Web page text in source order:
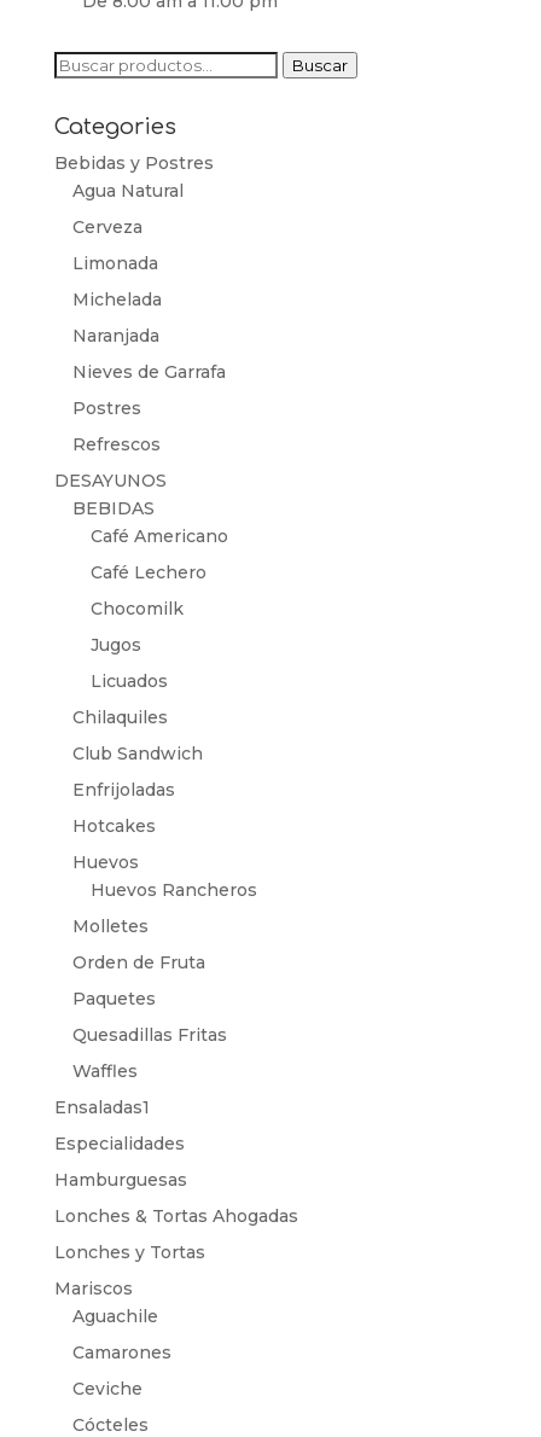
Buscar
Buscar
Categories
Bebidas y Postres
Agua Natural
Cerveza
Limonada
Michelada
Naranjada
Nieves de Garrafa
Postres
Refrescos
DESAYUNOS
BEBIDAS
Café Americano
Café Lechero
Chocomilk
Jugos
Licuados
Chilaquiles
Club Sandwich
Enfrijoladas
Hotcakes
Huevos
Huevos Rancheros
Molletes
Orden de Fruta
Paquetes
Quesadillas Fritas
Waffles
Ensaladas1
Especialidades
Hamburguesas
Lonches & Tortas Ahogadas
Lonches y Tortas
Mariscos
Aguachile
Camarones
Ceviche
Cócteles